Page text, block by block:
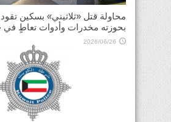
محاولة قتل «ثلاثيني» بسكين
بحوزته مخدرات وأدوات تعاطٍ في
2026/06/26